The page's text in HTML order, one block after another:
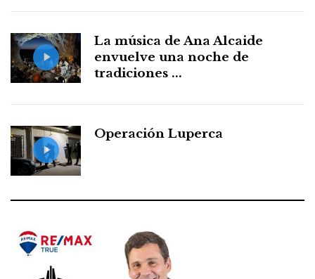
La música de Ana Alcaide
envuelve una noche de
tradiciones ...
Operación Luperca